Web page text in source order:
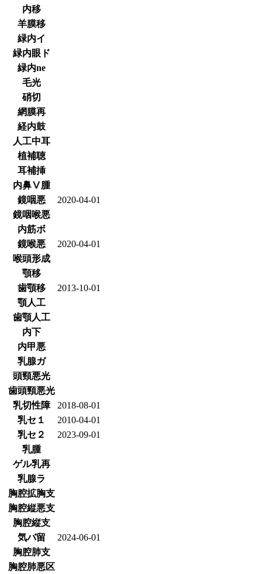
内移
羊膜移
緑内イ
緑内眼ド
緑内ne
毛光
硝切
網膜再
経内鼓
人工中耳
植補聴
耳補挿
内鼻Ⅴ腫
鏡咽悪
2020-04-01
鏡咽喉悪
内筋ボ
鏡喉悪
2020-04-01
喉頭形成
顎移
歯顎移
2013-10-01
顎人工
歯顎人工
内下
内甲悪
乳腺ガ
頭頸悪光
歯頭頸悪光
乳切性障
2018-08-01
乳セ１
2010-04-01
乳セ２
2023-09-01
乳腫
ゲル乳再
乳腺ラ
胸腔拡胸支
胸腔縦悪支
胸腔縦支
気バ留
2024-06-01
胸腔肺支
胸腔肺悪区